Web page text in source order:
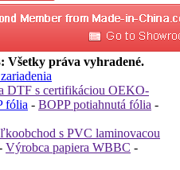
Všetky práva vyhradené.
DTF s certifikáciou OEKO-
fólia - BOPP potiahnutá fólia -
s PVC laminovacou
Výrobca papiera WBBC -